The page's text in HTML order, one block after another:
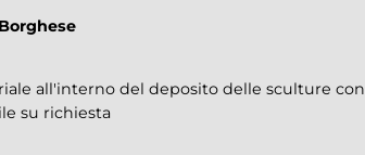
all'interno del deposito delle sculture con
su richiesta